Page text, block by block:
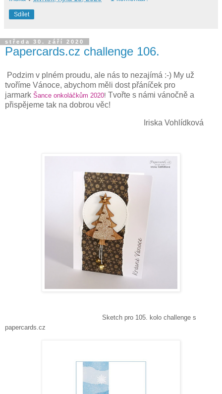
Sdílet
středa 30. září 2020
Papercards.cz challenge 106.
Podzim v plném proudu, ale nás to nezajímá :-) My už
tvoříme Vánoce, abychom měli dost přáníček pro
jarmark Šance onkoláčkům 2020! Tvořte s námi vánočně a
přispějeme tak na dobrou věc!
Iriska Vohlídková
Sketch pro 105. kolo challenge s
papercards.cz